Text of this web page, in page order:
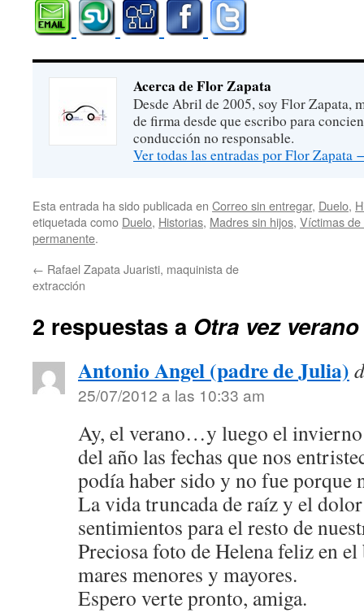
Acerca de Flor Zapata
Desde Abril de 2005, soy Flor Zapata,
de firma desde que escribo para
conducción no responsable.
Ver todas las entradas por Flor Zapata
Esta entrada ha sido publicada en Correo sin entregar, Duelo,
etiquetada como Duelo, Historias, Madres sin hijos, Víctimas de
permanente.
← Rafael Zapata Juaristi, maquinista de
extracción
2 respuestas a Otra vez verano
Antonio Angel (padre de Julia)
25/07/2012 a las 10:33 am
Ay, el verano…y luego el
del año las fechas que nos
podía haber sido y no fue porque
La vida truncada de raíz y el
sentimientos para el resto de
Preciosa foto de Helena feliz en
mares menores y mayores.
Espero verte pronto, amiga.